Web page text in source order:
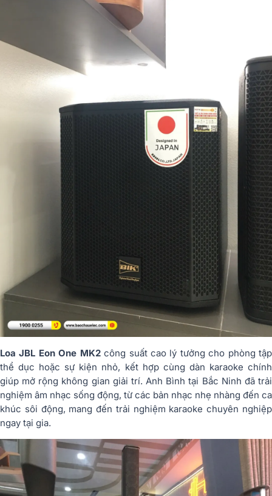
Loa JBL Eon One MK2công suất cao lý tưởng cho phòng tập
thể dục hoặc sự kiện nhỏ, kết hợp cùng dàn karaoke chính
giúp mở rộng không gian giải trí. Anh Bình tại Bắc Ninh đã trải
nghiệm âm nhạc sống động, từ các bản nhạc nhẹ nhàng đến ca
khúc sôi động, mang đến trải nghiệm karaoke chuyên nghiệp
ngay tại gia.